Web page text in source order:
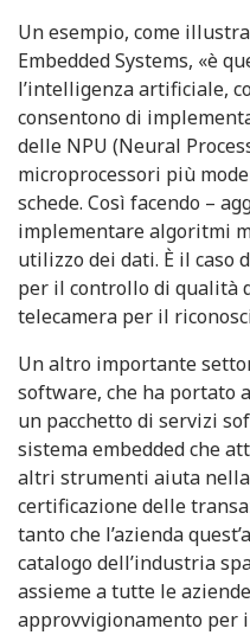
Un esempio, come
Embedded Systems, «è
l’intelligenza artificiale,
consentono di
delle NPU (Neural
microprocessori più
schede. Così facendo –
implementare algoritmi
utilizzo dei dati. È il caso
per il controllo di qualità
telecamera per il
Un altro importante
software, che ha portato
un pacchetto di servizi
sistema embedded che
altri strumenti aiuta
certificazione delle
tanto che l’azienda
catalogo dell’industria
assieme a tutte le
approvvigionamento per